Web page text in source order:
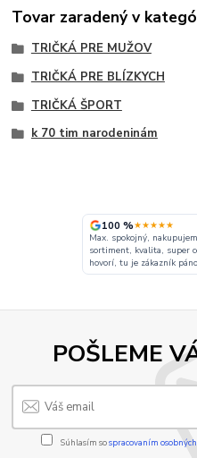
Tovar zaradený v
TRIČKÁ PRE MUŽOV
TRIČKÁ PRE BLÍZKYCH
TRIČKÁ ŠPORT
k 70 tim narodeninám
100 %★★★★★
Max. spokojný,
sortiment, kvalita, super
hovorí, tu je zákazník
POŠLEME
Súhlasím sospracovaním